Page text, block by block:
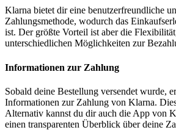
Klarna bietet dir eine benutzerfreundliche
Zahlungsmethode, wodurch das
ist. Der größte Vorteil ist aber die
unterschiedlichen Möglichkeiten zur
Informationen zur Zahlung
Sobald deine Bestellung versendet wurde,
Informationen zur Zahlung von Klarna.
Alternativ kannst du dir auch die App von
einen transparenten Überblick über deine